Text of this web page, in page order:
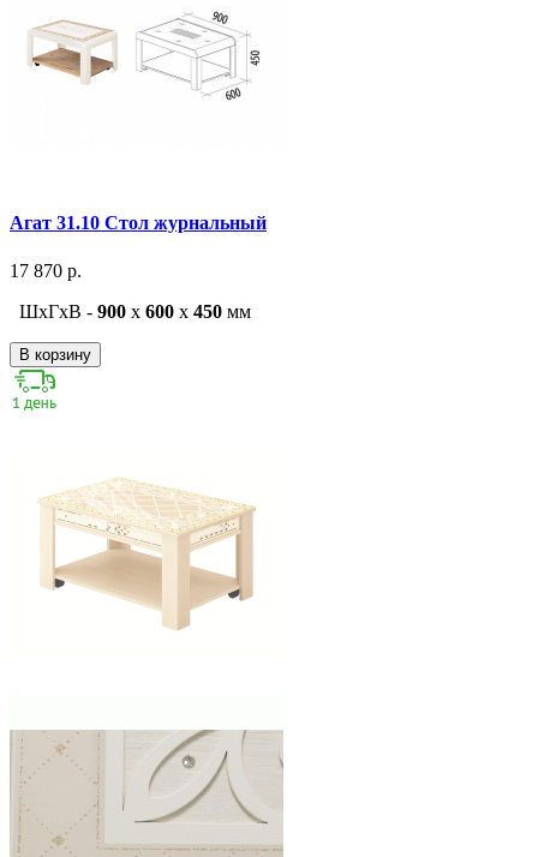
Агат 31.10 Стол журнальный
17 870 р.
ШxГxВ - 900 x 600 x 450 мм
В корзину